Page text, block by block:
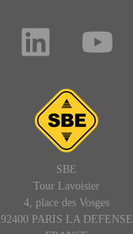
SBE
Tour Lavoisier
4, place des Vosges
92400 PARIS LA DEFENSE